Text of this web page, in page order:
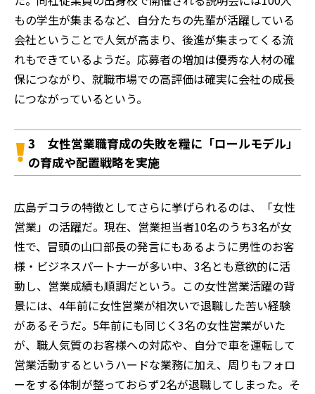
もの学生が集まるなど、自分たちの先輩が活躍している
会社ということで人気が高まり、後進が集まってくる流
れもできているようだ。応募者の増加は優秀な人材の確
保につながり、就職市場での高評価は確実に会社の成長
につながっているという。
3 女性営業職育成の失敗を糧に「ロールモデル」
の育成や配置戦略を実施
広島デコラの特徴としてさらに挙げられるのは、「女性
営業」の活躍だ。現在、営業担当者10名のうち3名が女
性で、冒頭の山口部長の発言にもあるように男性のお客
様・ビジネスパートナーが多い中、3名とも意欲的に活
動し、営業成績も順調だという。この女性営業活躍の背
景には、4年前に女性営業が相次いで退職した苦い経験
があるそうだ。5年前にも同じく3名の女性営業がいた
が、職人気質のお客様への対応や、自分で車を運転して
営業活動するというハードな業務に加え、周りもフォロ
ーをする体制が整っておらず2名が退職してしまった。そ